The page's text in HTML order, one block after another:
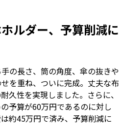
ルダー、予算削減に
の長さ、筒の角度、傘の抜きや
を重ね、ついに完成。丈夫な布
久性を実現しました。さらに、
予算が60万円であるのに対し
約45万円で済み、予算削減に